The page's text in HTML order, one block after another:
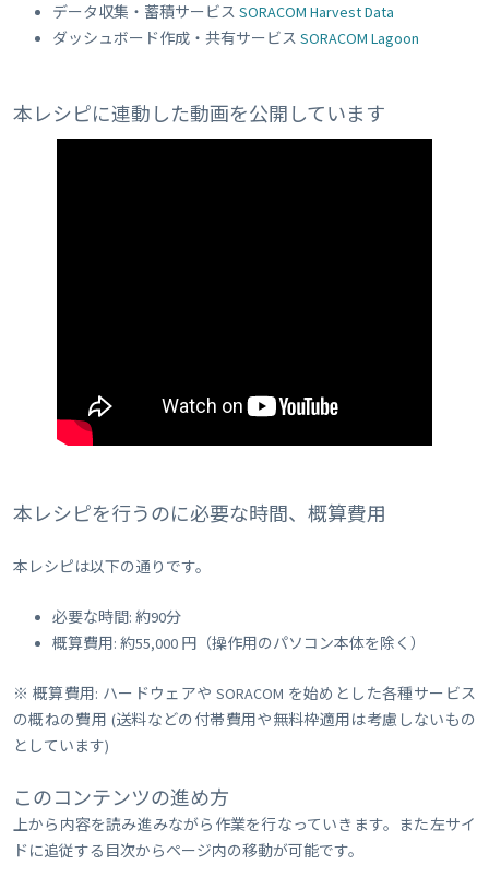
データ収集・蓄積サービス SORACOM Harvest Data
ダッシュボード作成・共有サービス SORACOM Lagoon
本レシピに連動した動画を公開しています
本レシピを行うのに必要な時間、概算費用
本レシピは以下の通りです。
必要な時間: 約90分
概算費用: 約55,000 円（操作用のパソコン本体を除く）
※ 概算費用: ハードウェアや SORACOM を始めとした各種サービス
の概ねの費用 (送料などの付帯費用や無料枠適用は考慮しないもの
としています)
このコンテンツの進め方
上から内容を読み進みながら作業を行なっていきます。また左サイ
ドに追従する目次からページ内の移動が可能です。